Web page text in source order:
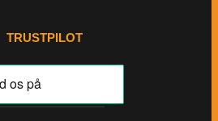
TRUSTPILOT